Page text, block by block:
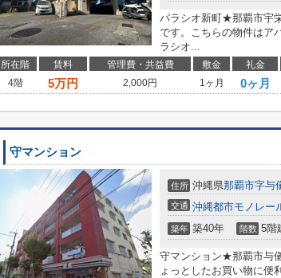
パラシオ新町★那覇市宇
です。こちらの物件はア
ラシオ...
所在階 賃料 管理費・共益費 敷金 礼金
4階
5万円 2,000円 1ヶ月 0ヶ月
守マンション
住所 沖縄県那覇市字与
交通 沖縄都市モノレー
築年 築40年 階数 5階
守マンション★那覇市与
ょっとしたお買い物に便